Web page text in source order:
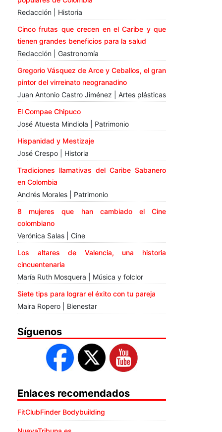
Redacción | Historia
Cinco frutas que crecen en el Caribe y que
tienen grandes beneficios para la salud
Redacción | Gastronomía
Gregorio Vásquez de Arce y Ceballos, el gran
pintor del virreinato neogranadino
Juan Antonio Castro Jiménez | Artes plásticas
El Compae Chipuco
José Atuesta Mindiola | Patrimonio
Hispanidad y Mestizaje
José Crespo | Historia
Tradiciones llamativas del Caribe Sabanero
en Colombia
Andrés Morales | Patrimonio
8 mujeres que han cambiado el Cine
colombiano
Verónica Salas | Cine
Los altares de Valencia, una historia
cincuentenaria
María Ruth Mosquera | Música y folclor
Siete tips para lograr el éxito con tu pareja
Maira Ropero | Bienestar
Síguenos
Enlaces recomendados
FitClubFinder Bodybuilding